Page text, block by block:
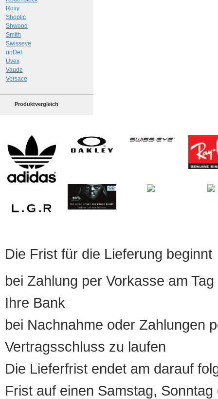
Roxy
Shoptic
Shwood
Smith
Swisseye
unDef.
Uvex
Vaude
Versace
Produktvergleich
Die Frist für die Lieferung beginnt
bei Zahlung per Vorkasse am
Ihre Bank
bei Nachnahme oder Zahlungen
Vertragsschluss zu laufen
Die Lieferfrist endet am darauf
Frist auf einen Samstag,